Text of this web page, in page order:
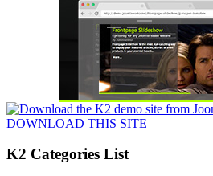
DOWNLOAD THIS SITE
K2 Categories List